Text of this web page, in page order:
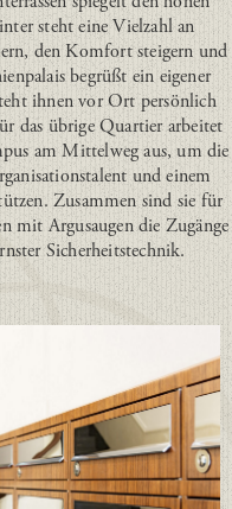
steht eine Vielzahl an
den Komfort steigern und
begrüßt ein eigener
ihnen vor Ort persönlich
das übrige Quartier arbeitet
am Mittelweg aus, um die
und einem
Zusammen sind sie für
mit Argusaugen die Zugänge
Sicherheitstechnik.